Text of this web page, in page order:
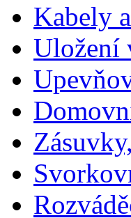
Kabely
Uložení